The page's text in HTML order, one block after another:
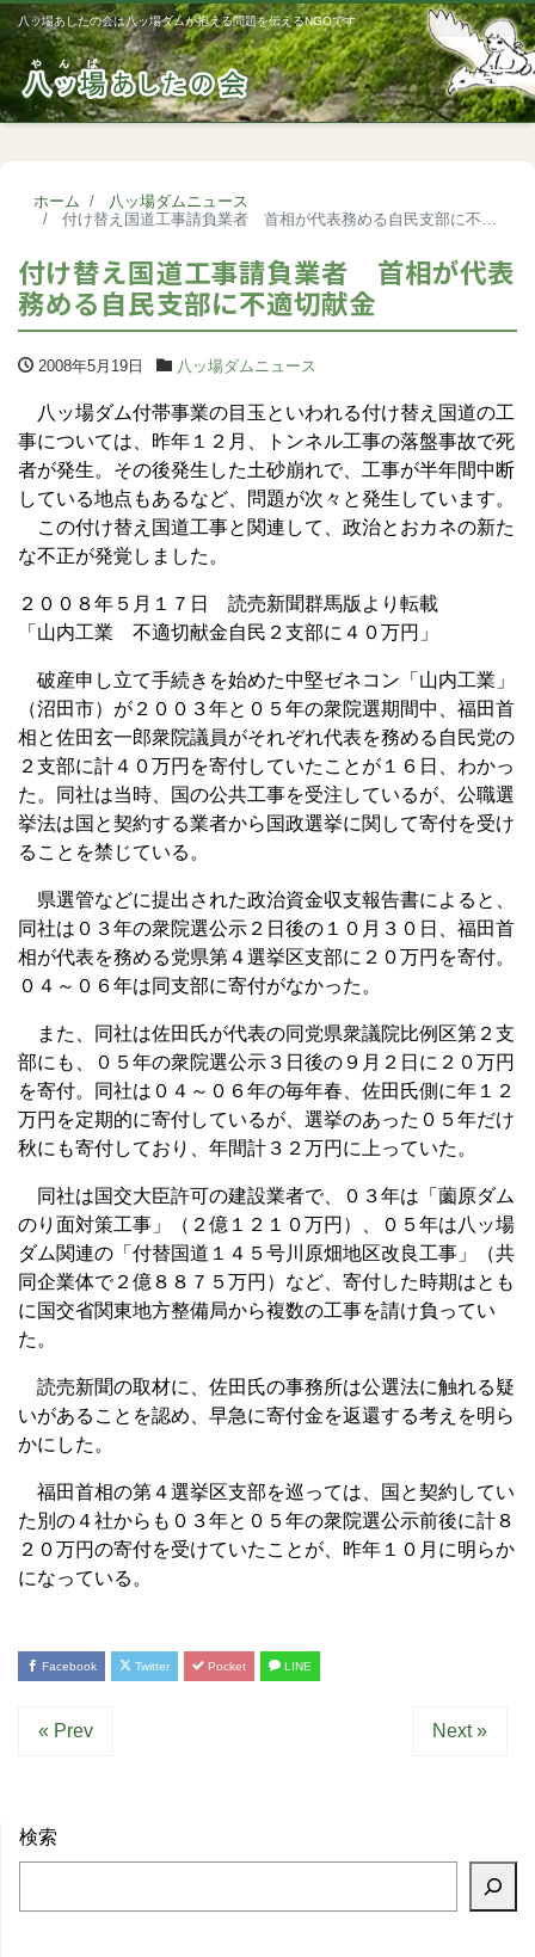
八ッ場あしたの会は八ッ場ダムが抱える問題を伝えるNGOです
ホーム
八ッ場ダムニュース
付け替え国道工事請負業者 首相が代表務める自民支部に不適切献金
付け替え国道工事請負業者 首相が代表
務める自民支部に不適切献金
2008年5月19日 八ッ場ダムニュース
八ッ場ダム付帯事業の目玉といわれる付け替え国道の工
事については、昨年１２月、トンネル工事の落盤事故で死
者が発生。その後発生した土砂崩れで、工事が半年間中断
している地点もあるなど、問題が次々と発生しています。
この付け替え国道工事と関連して、政治とおカネの新た
な不正が発覚しました。
２００８年５月１７日 読売新聞群馬版より転載
「山内工業 不適切献金自民２支部に４０万円」
破産申し立て手続きを始めた中堅ゼネコン「山内工業」
（沼田市）が２００３年と０５年の衆院選期間中、福田首
相と佐田玄一郎衆院議員がそれぞれ代表を務める自民党の
２支部に計４０万円を寄付していたことが１６日、わかっ
た。同社は当時、国の公共工事を受注しているが、公職選
挙法は国と契約する業者から国政選挙に関して寄付を受け
ることを禁じている。
県選管などに提出された政治資金収支報告書によると、
同社は０３年の衆院選公示２日後の１０月３０日、福田首
相が代表を務める党県第４選挙区支部に２０万円を寄付。
０４～０６年は同支部に寄付がなかった。
また、同社は佐田氏が代表の同党県衆議院比例区第２支
部にも、０５年の衆院選公示３日後の９月２日に２０万円
を寄付。同社は０４～０６年の毎年春、佐田氏側に年１２
万円を定期的に寄付しているが、選挙のあった０５年だけ
秋にも寄付しており、年間計３２万円に上っていた。
同社は国交大臣許可の建設業者で、０３年は「薗原ダム
のり面対策工事」（２億１２１０万円）、０５年は八ッ場
ダム関連の「付替国道１４５号川原畑地区改良工事」（共
同企業体で２億８８７５万円）など、寄付した時期はとも
に国交省関東地方整備局から複数の工事を請け負ってい
た。
読売新聞の取材に、佐田氏の事務所は公選法に触れる疑
いがあることを認め、早急に寄付金を返還する考えを明ら
かにした。
福田首相の第４選挙区支部を巡っては、国と契約してい
た別の４社からも０３年と０５年の衆院選公示前後に計８
２０万円の寄付を受けていたことが、昨年１０月に明らか
になっている。
Facebook Twitter Pocket LINE
« Prev Next »
検索